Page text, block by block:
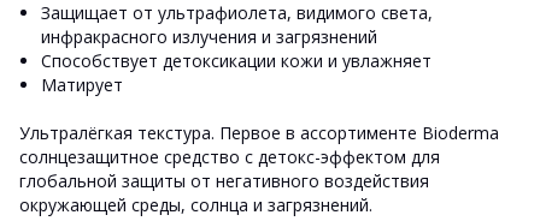
Защищает от ультрафиолета, видимого света,
инфракрасного излучения и загрязнений
Способствует детоксикации кожи и увлажняет
Матирует
Ультралёгкая текстура. Первое в ассортименте Bioderma
солнцезащитное средство с детокс-эффектом для
глобальной защиты от негативного воздействия
окружающей среды, солнца и загрязнений.